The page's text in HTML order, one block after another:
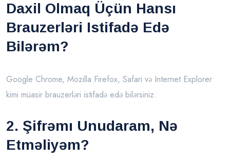
Daxil Olmaq Üçün Hansı
Brauzerləri Istifadə Edə
Bilərəm?
Google Chrome, Mozilla Firefox, Safari və Internet Explorer
kimi müasir brauzerləri istifadə edə bilərsiniz.
2. Şifrəmı Unudaram, Nə
Etməliyəm?